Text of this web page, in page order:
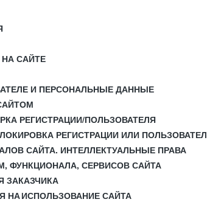
НА САЙТЕ
И ПЕРСОНАЛЬНЫЕ ДАННЫЕ
РЕГИСТРАЦИИ/ПОЛЬЗОВАТЕЛЯ
РЕГИСТРАЦИИ ИЛИ
САЙТА. ИНТЕЛЛЕКТУАЛЬНЫЕ ПРАВА
ФУНКЦИОНАЛА, СЕРВИСОВ САЙТА
ЗАКАЗЧИКА
НА ИСПОЛЬЗОВАНИЕ САЙТА